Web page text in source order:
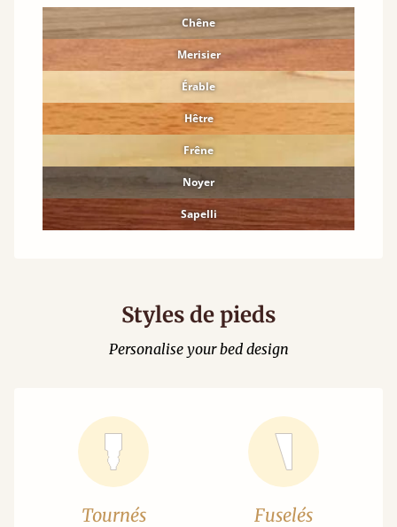
Chêne
Merisier
Érable
Hêtre
Frêne
Noyer
Sapelli
Styles de pieds
Personalise your bed design
Tournés Fuselés